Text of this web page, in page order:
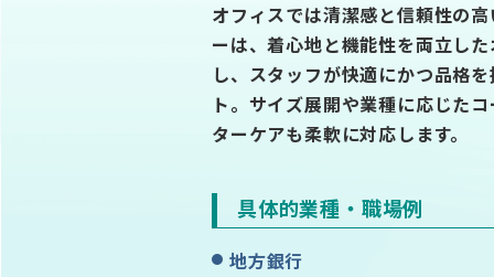
オフィスでは清潔感と信頼性の
ーは、着心地と機能性を両立し
し、スタッフが快適にかつ品格
ト。サイズ展開や業種に応じた
ターケアも柔軟に対応します。
具体的業種・職場例
地方銀行